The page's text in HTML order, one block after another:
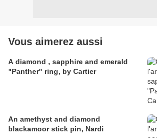
Vous aimerez aussi
A diamond , sapphire and emerald
"Panther" ring, by Cartier
An amethyst and diamond
blackamoor stick pin, Nardi